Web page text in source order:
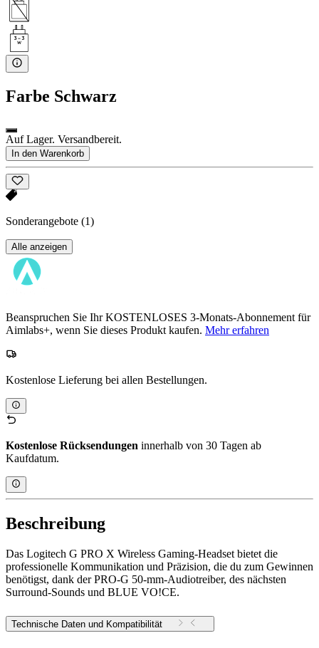
Farbe Schwarz
Auf Lager. Versandbereit.
In den Warenkorb
Sonderangebote (1)
Alle anzeigen
Beanspruchen Sie Ihr KOSTENLOSES 3-Monats-Abonnement für
Aimlabs+, wenn Sie dieses Produkt kaufen. Mehr erfahren
Kostenlose Lieferung bei allen Bestellungen.
Kostenlose Rücksendungen innerhalb von 30 Tagen ab
Kaufdatum.
Beschreibung
Das Logitech G PRO X Wireless Gaming-Headset bietet die
professionelle Kommunikation und Präzision, die du zum Gewinnen
benötigst, dank der PRO-G 50-mm-Audiotreiber, des nächsten
Surround-Sounds und BLUE VO!CE.
Technische Daten und Kompatibilität